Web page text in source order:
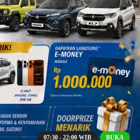
07:30 - 22:00 WIB BUKA